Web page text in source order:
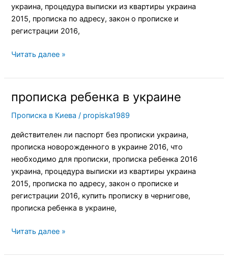
украина, процедура выписки из квартиры украина
2015, прописка по адресу, закон о прописке и
регистрации 2016,
Читать далее »
прописка ребенка в украине
Прописка в Киева / propiska1989
действителен ли паспорт без прописки украина,
прописка новорожденного в украине 2016, что
необходимо для прописки, прописка ребенка 2016
украина, процедура выписки из квартиры украина
2015, прописка по адресу, закон о прописке и
регистрации 2016, купить прописку в чернигове,
прописка ребенка в украине,
прописка
в
украине
Читать далее »